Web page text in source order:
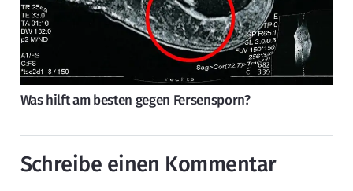
Was hilft am besten gegen Fersensporn?
Schreibe einen Kommentar